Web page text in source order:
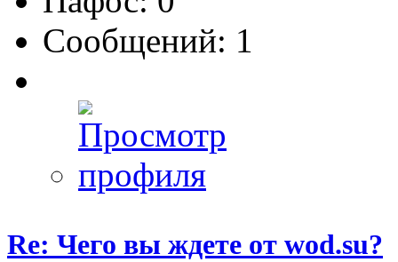
Сообщений: 1
Re: Чего вы ждете от wod.su?